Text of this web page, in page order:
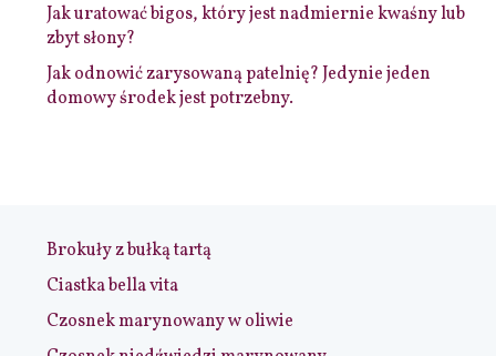
Jak uratować bigos, który jest nadmiernie kwaśny lub
zbyt słony?
Jak odnowić zarysowaną patelnię? Jedynie jeden
domowy środek jest potrzebny.
Brokuły z bułką tartą
Ciastka bella vita
Czosnek marynowany w oliwie